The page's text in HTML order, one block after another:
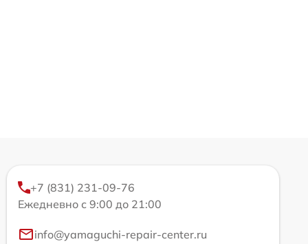
+7 (831) 231-09-76
Ежедневно с 9:00 до 21:00
info@yamaguchi-repair-center.ru